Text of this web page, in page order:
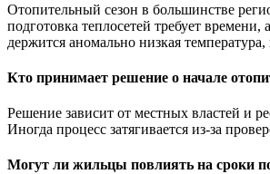
Отопительный сезон в большинстве
подготовка теплосетей требует
держится аномально низкая
Кто принимает решение о начале
Решение зависит от местных властей и
Иногда процесс затягивается из-за
Могут ли жильцы повлиять на сроки